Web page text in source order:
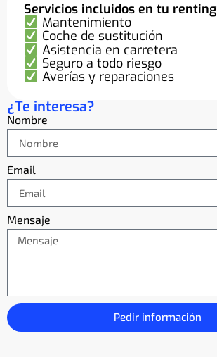
Servicios incluidos en tu renting
Mantenimiento
Coche de sustitución
Asistencia en carretera
Seguro a todo riesgo
Averías y reparaciones
¿Te interesa?
Nombre
Email
Mensaje
Pedir información